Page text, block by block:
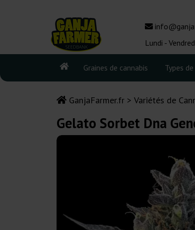
Lundi -
Graines de cannabis Types de
GanjaFarmer.fr Variétés de
Gelato Sorbet Dna